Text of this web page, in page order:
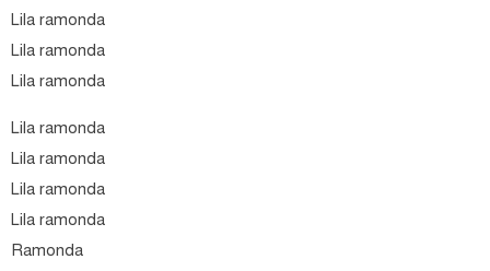
Lila ramonda
Lila ramonda
Lila ramonda
Lila ramonda
Lila ramonda
Lila ramonda
Lila ramonda
Ramonda